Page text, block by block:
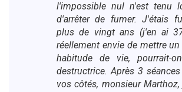
l'impossible nul n'est tenu
d'arrêter de fumer. J'étais
plus de vingt ans (j'en ai
réellement envie de mettre
habitude de vie, pourrait-
destructrice. Après 3
vos côtés, monsieur